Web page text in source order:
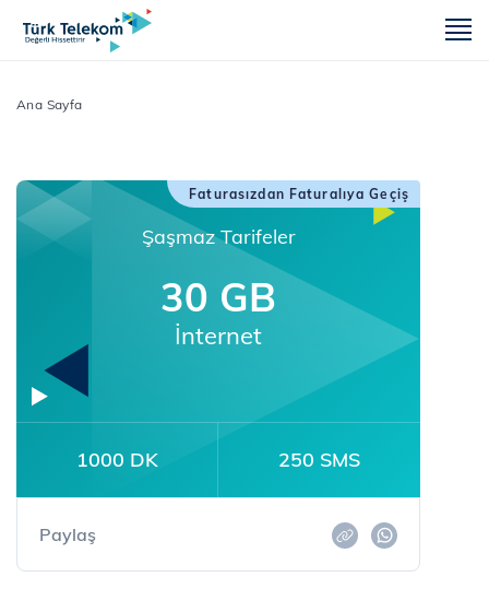
Ana Sayfa
Faturasızdan Faturalıya Geçiş
Şaşmaz Tarifeler
30 GB
İnternet
1000 DK 250 SMS
Paylaş